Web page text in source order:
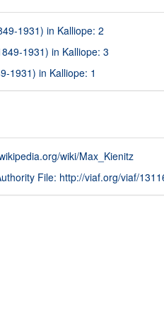
1931) in Kalliope: 2
1931) in Kalliope: 3
1931) in Kalliope: 1
wiki/Max_Kienitz
File: http://viaf.org/viaf/